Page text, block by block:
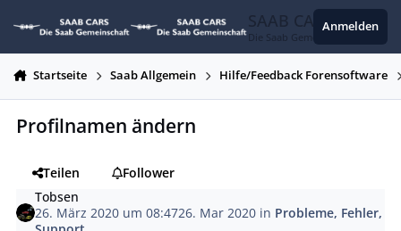
SAAB CARS
Die Saab Gemeinschaft
Anmelden
Startseite Saab Allgemein Hilfe/Feedback Forensoftware
Profilnamen ändern
Teilen
Follower
Tobsen
26. März 2020 um 08:4726. Mar 2020 in Probleme, Fehler,